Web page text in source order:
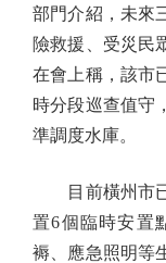
部門介紹，未來
險救援、受災民
在會上稱，該市
時分段巡查值守
準調度水庫。
目前橫州市已
置6個臨時安置
褥、應急照明等